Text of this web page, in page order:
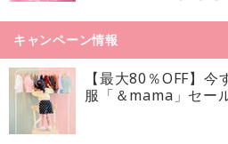
キャンペーン情報
【最大80％OFF】
服「＆mama」セー